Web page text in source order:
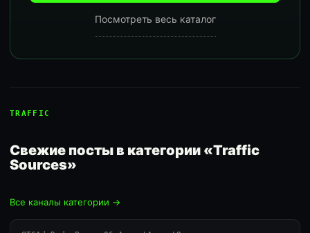
Посмотреть весь каталог
TRAFFIC
Свежие посты в категории «Traffic
Sources»
Все каналы категории →